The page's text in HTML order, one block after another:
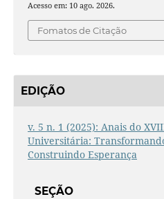
Acesso em: 10 ago. 2026.
Fomatos de Citação
EDIÇÃO
v. 5 n. 1 (2025): Anais do
Universitária:
Construindo Esperança
SEÇÃO